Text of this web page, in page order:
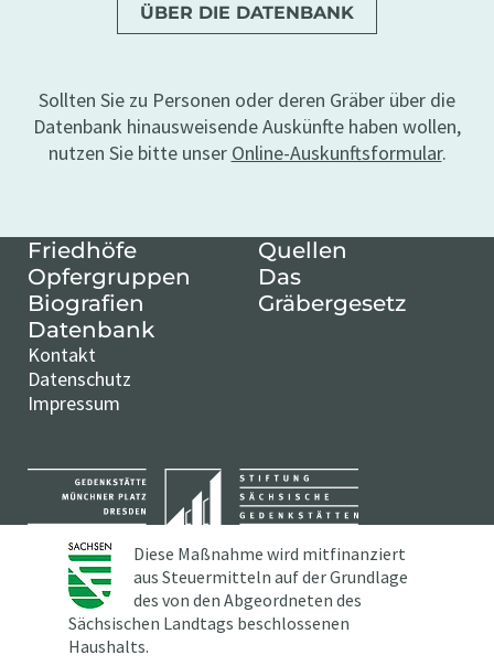
ÜBER DIE DATENBANK
Sollten Sie zu Personen oder deren Gräber über die
Datenbank hinausweisende Auskünfte haben wollen,
nutzen Sie bitte unser Online-Auskunftsformular.
Friedhöfe
Opfergruppen
Biografien
Datenbank
Quellen
Das
Gräbergesetz
Kontakt
Datenschutz
Impressum
Diese Maßnahme wird mitfinanziert
aus Steuermitteln auf der Grundlage
des von den Abgeordneten des
Sächsischen Landtags beschlossenen
Haushalts.